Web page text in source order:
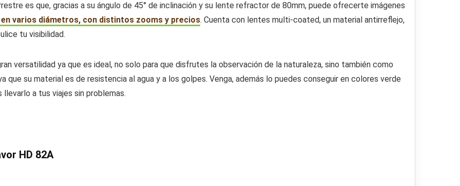
es que, gracias a su ángulo de 45° de inclinación y su lente refractor de 80mm, puede ofrecerte imágenes
varios diámetros, con distintos zooms y precios. Cuenta con lentes multi-coated, un material antirreflejo,
tu visibilidad.
versatilidad ya que es ideal, no solo para que disfrutes la observación de la naturaleza, sino también como
que su material es de resistencia al agua y a los golpes. Venga, además lo puedes conseguir en colores verde
a tus viajes sin problemas.
HD 82A